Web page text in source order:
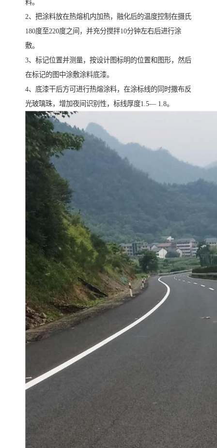
料。
2、把涂料放在热熔机内加热，融化后的温度控制在摄氏
180度至220度之间，并充分搅拌10分钟左右后进行涂
敷。
3、标记位置并测量，按设计图标明的位置和图形，然后
在标记的图中涂敷涂料底漆。
4、底漆干后方可进行热熔涂料，在涂标线的同时撒布反
光玻璃珠，增加夜间识别性，标线厚度1.5— 1.8。